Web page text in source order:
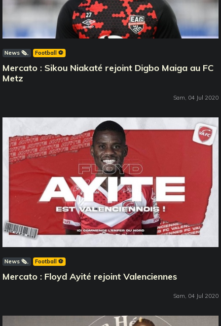
News 🗞️ Football ⚽️
Mercato : Sikou Niakaté rejoint Digbo Maiga au FC
Metz
Sam, 04 Jul 2020
News 🗞️ Football ⚽️
Mercato : Floyd Ayité rejoint Valenciennes
Sam, 04 Jul 2020